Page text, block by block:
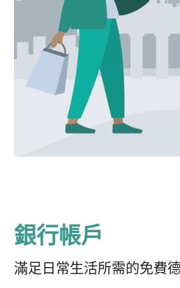
銀行帳戶
滿足日常生活所需的免費